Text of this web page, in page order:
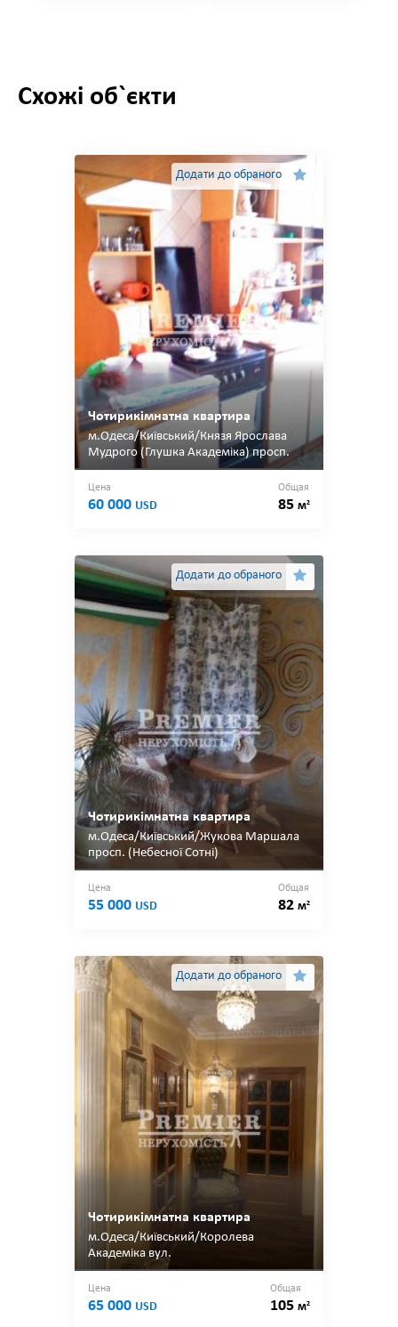
Схожі об`єкти
Додати до обраного
Чотирикімнатна квартира
м.Одеса/Київський/Князя Ярослава
Мудрого (Глушка Академіка) просп.
Цена
60 000 USD
Общая
85 м2
Додати до обраного
Чотирикімнатна квартира
м.Одеса/Київський/Жукова Маршала
просп. (Небесної Сотні)
Цена
55 000 USD
Общая
82 м2
Додати до обраного
Чотирикімнатна квартира
м.Одеса/Київський/Королева
Академіка вул.
Цена
65 000 USD
Общая
105 м2